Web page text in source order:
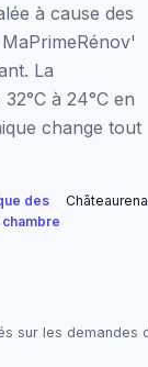
à cause des
La
à 24°C en
change tout
des
sur les demandes